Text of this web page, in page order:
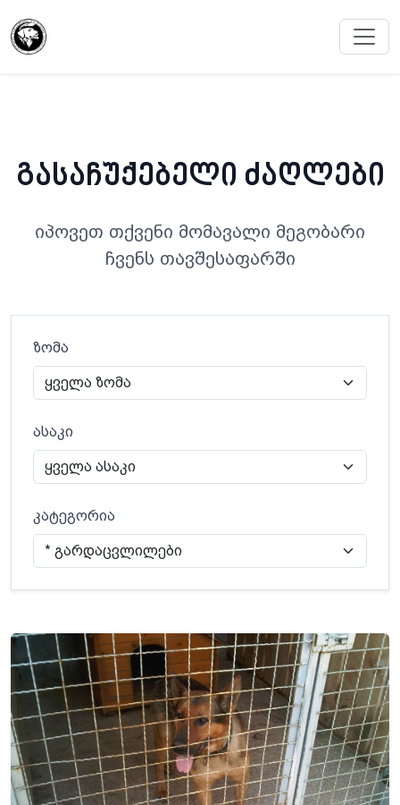
გასაჩუქებელი ძაღლები
იპოვეთ თქვენი მომავალი მეგობარი
ჩვენს თავშესაფარში
ზომა
ასაკი
კატეგორია